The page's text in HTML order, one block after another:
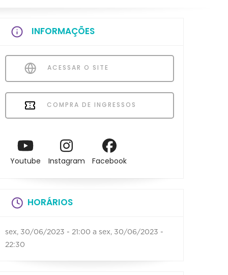
INFORMAÇÕES
ACESSAR O SITE
COMPRA DE INGRESSOS
Youtube Instagram Facebook
HORÁRIOS
sex, 30/06/2023 - 21:00 a sex, 30/06/2023 -
22:30